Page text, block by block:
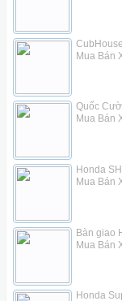
Mua Bán
Quốc
Mua Bán
Honda
Mua Bán
Bàn giao
Mua Bán
Honda